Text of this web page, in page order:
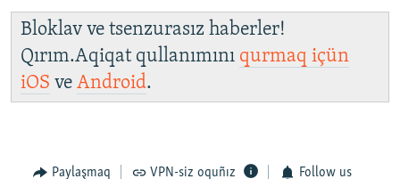
Bloklav ve tsenzurasız haberler!
Qırım.Aqiqat qullanımını qurmaq içün
iOS ve Android.
Paylaşmaq VPN-siz oquñız Follow us